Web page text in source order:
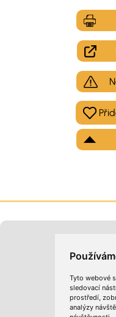
Tyto webové
sledovací
prostředí,
analýzy